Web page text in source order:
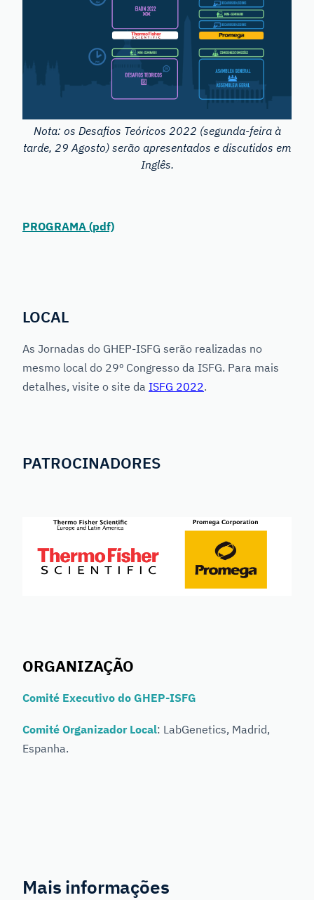
Nota: os Desafios Teóricos 2022 (segunda-feira à
tarde, 29 Agosto) serão apresentados e discutidos em
Inglês.
PROGRAMA (pdf)
LOCAL
As Jornadas do GHEP-ISFG serão realizadas no
mesmo local do 29º Congresso da ISFG. Para mais
detalhes, visite o site da ISFG 2022.
PATROCINADORES
ORGANIZAÇÃO
Comité Executivo do GHEP-ISFG
Comité Organizador Local: LabGenetics, Madrid,
Espanha.
Mais informações